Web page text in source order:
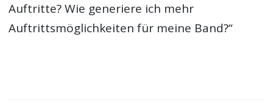
Auftritte? Wie generiere ich mehr
Auftrittsmöglichkeiten für meine Band?“